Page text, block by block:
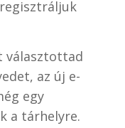
választottad
az új e-
egy
a tárhelyre.